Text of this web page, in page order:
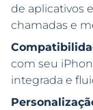
de aplicativos
chamadas e
com seu
integrada e